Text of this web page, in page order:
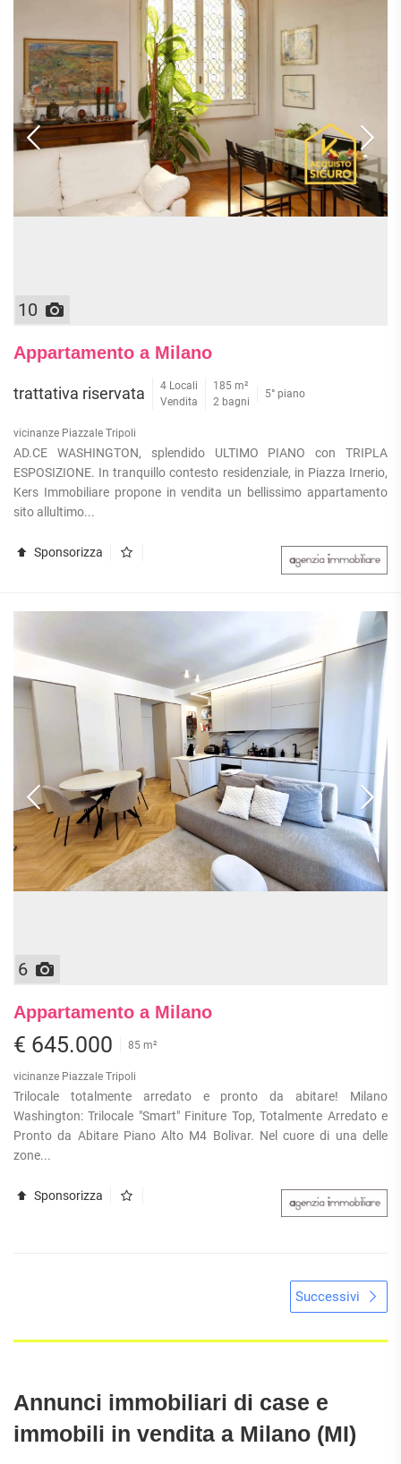
10
Appartamento a Milano
trattativa riservata
4 Locali
Vendita
185 m²
2 bagni
5° piano
vicinanze Piazzale Tripoli
AD.CE WASHINGTON, splendido ULTIMO PIANO con TRIPLA
ESPOSIZIONE. In tranquillo contesto residenziale, in Piazza Irnerio,
Kers Immobiliare propone in vendita un bellissimo appartamento
sito allultimo...
Sponsorizza
6
Appartamento a Milano
€ 645.000 85 m²
vicinanze Piazzale Tripoli
Trilocale totalmente arredato e pronto da abitare! Milano
Washington: Trilocale "Smart" Finiture Top, Totalmente Arredato e
Pronto da Abitare Piano Alto M4 Bolivar. Nel cuore di una delle
zone...
Sponsorizza
Successivi
Annunci immobiliari di case e
immobili in vendita a Milano (MI)